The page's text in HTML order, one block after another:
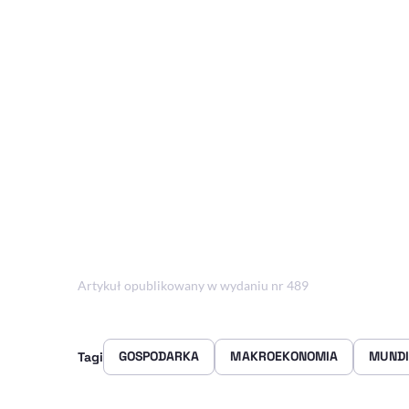
Artykuł opublikowany w wydaniu nr 489
Tagi GOSPODARKA MAKROEKONOMIA